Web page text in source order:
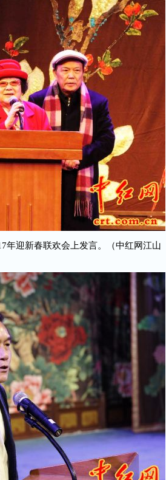
年迎新春联欢会上发言。（中红网江山